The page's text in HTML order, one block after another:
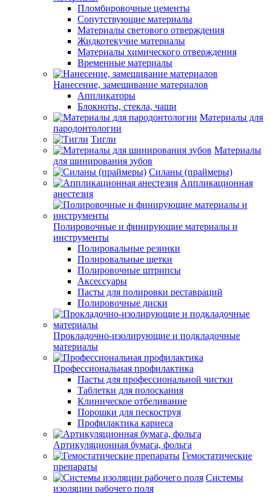
Пломбировочные цементы
Сопутствующие материалы
Материалы светового отверждения
Жидкотекучие материалы
Материалы химического отверждения
Временные материалы
Нанесение, замешивание материалов
Аппликаторы
Блокноты, стекла, чаши
Материалы для
пародонтологии
Тигли
Материалы
для шинирования зубов
Силаны (праймеры)
Аппликационная
анестезия
Полировочные и финирующие материалы и
инструменты
Полировальные резинки
Полировальные щетки
Полировочные штрипсы
Аксессуары
Пасты для полировки реставраций
Полировочные диски
Прокладочно-изолирующие и подкладочные
материалы
Профессиональная профилактика
Пасты для профессиональной чистки
Таблетки для полоскания
Клиническое отбеливание
Порошки для пескоструя
Профилактика кариеса
Артикуляционная бумага, фольга
Гемостатические
препараты
Системы
изоляции рабочего поля